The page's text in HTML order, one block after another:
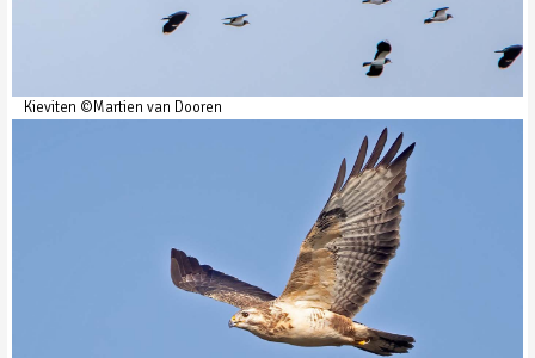
Kieviten ©Martien van Dooren